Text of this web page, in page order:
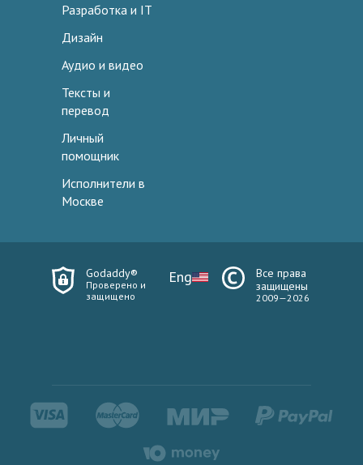
Разработка и IT
Дизайн
Аудио и видео
Тексты и
перевод
Личный
помощник
Исполнители в
Москве
Godaddy®
Проверено и
защищено
Eng
Все права
защищены
2009—2026